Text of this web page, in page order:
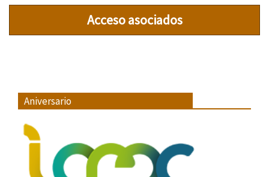
Acceso asociados
Aniversario